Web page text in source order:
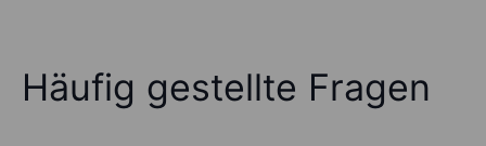
Häufig gestellte Fragen